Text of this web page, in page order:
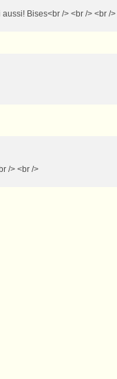
Bises<br /> <br /> <br /
/> <br />